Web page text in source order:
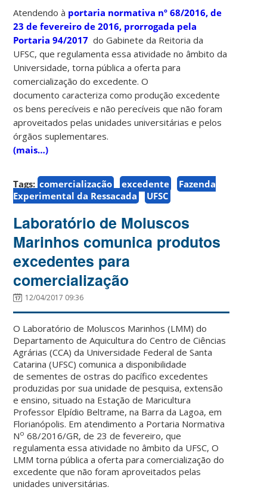
Atendendo à portaria normativa nº 68/2016, de
23 de fevereiro de 2016, prorrogada pela
Portaria 94/2017 do Gabinete da Reitoria da
UFSC, que regulamenta essa atividade no âmbito da
Universidade, torna pública a oferta para
comercialização do excedente. O
documento caracteriza como produção excedente
os bens perecíveis e não perecíveis que não foram
aproveitados pelas unidades universitárias e pelos
órgãos suplementares.
(mais…)
Tags: comercialização excedente
Fazenda
Experimental da Ressacada
UFSC
Laboratório de Moluscos
Marinhos comunica produtos
excedentes para
comercialização
12/04/2017 09:36
O Laboratório de Moluscos Marinhos (LMM) do
Departamento de Aquicultura do Centro de Ciências
Agrárias (CCA) da Universidade Federal de Santa
Catarina (UFSC) comunica a disponibilidade
de sementes de ostras do pacífico excedentes
produzidas por sua unidade de pesquisa, extensão
e ensino, situado na Estação de Maricultura
Professor Elpídio Beltrame, na Barra da Lagoa, em
Florianópolis. Em atendimento a Portaria Normativa
No 68/2016/GR, de 23 de fevereiro, que
regulamenta essa atividade no âmbito da UFSC, O
LMM torna pública a oferta para comercialização do
excedente que não foram aproveitados pelas
unidades universitárias.